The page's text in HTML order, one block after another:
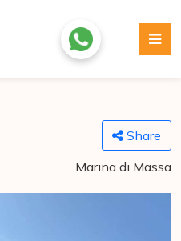
Share
Marina di Massa